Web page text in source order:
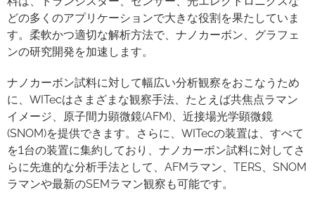
どの多くのアプリケーションで大きな役割を果たしていま
す。柔軟かつ適切な解析方法で、ナノカーボン、グラフェ
ンの研究開発を加速します。
ナノカーボン試料に対して幅広い分析観察をおこなうため
に、WITecはさまざまな観察手法、たとえば共焦点ラマン
イメージ、原子間力顕微鏡(AFM)、近接場光学顕微鏡
(SNOM)を提供できます。さらに、WITecの装置は、すべて
を1台の装置に集約しており、ナノカーボン試料に対してさ
らに先進的な分析手法として、AFMラマン、TERS、SNOM
ラマンや最新のSEMラマン観察も可能です。